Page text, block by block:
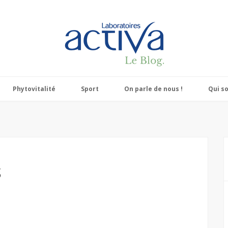
Phytovitalité Sport On parle de nous ! Qui